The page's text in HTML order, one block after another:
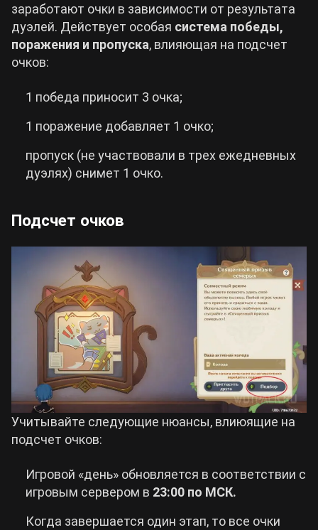
заработают очки в зависимости от результата
дуэлей. Действует особая система победы,
поражения и пропуска, влияющая на подсчет
очков:
1 победа приносит 3 очка;
1 поражение добавляет 1 очко;
пропуск (не участвовали в трех ежедневных
дуэлях) снимет 1 очко.
Подсчет очков
Учитывайте следующие нюансы, влиюящие на
подсчет очков:
Игровой «день» обновляется в соответствии с
игровым сервером в 23:00 по МСК.
Когда завершается один этап, то все очки